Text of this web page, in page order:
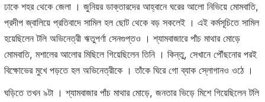
ঢাকে শহর থেকে জেলা । জুনিয়র ডাক্তারদের আহ্বানে ঘরের আলো নিভিয়ে মোমবাতি,
প্রদীপ জ্বালিয়ে প্রতিবাদে সামিল হল ছোট থেকে বড় সকলেই । এই কর্মসূচিতে সামিল
হয়েছিলেন টলি অভিনেত্রী ঋতুপর্ণা সেনগুপ্তও । শ্যামবাজারে পাঁচ মাথার মোড়ে
মোমবাতি, মশালের আলোর মিছিলে গিয়েছিলেন তিনি । কিন্তু, সেখানে পৌঁছনোর পরই
বিক্ষোভের মুখে পড়তে হল অভিনেত্রীকে । তাঁকে ঘিরে গো ব্যাক স্লোগানও ওঠে ।
ঘড়িতে তখন ৯টা । শ্যামবাজার পাঁচ মাথার মোড়ে, জনতার ভিড়ে মিশে গিয়েছিলেন টলি